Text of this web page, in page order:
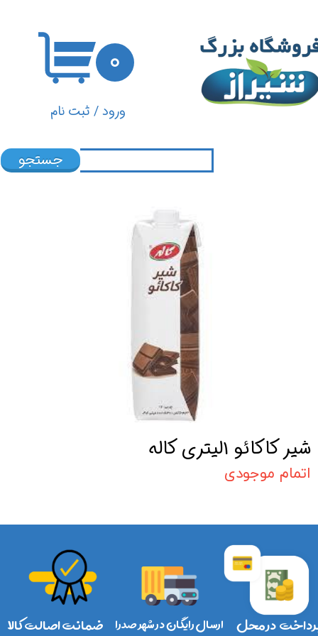
ورود/ ثبت نام
تغییر گذر واژه
سفارشات
۰
جستجو
شیر کاکائو 1لیتری کاله
اتمام موجودی
ارسال رایگان در شهر صدرا در محل ضمانت اصالت کالا